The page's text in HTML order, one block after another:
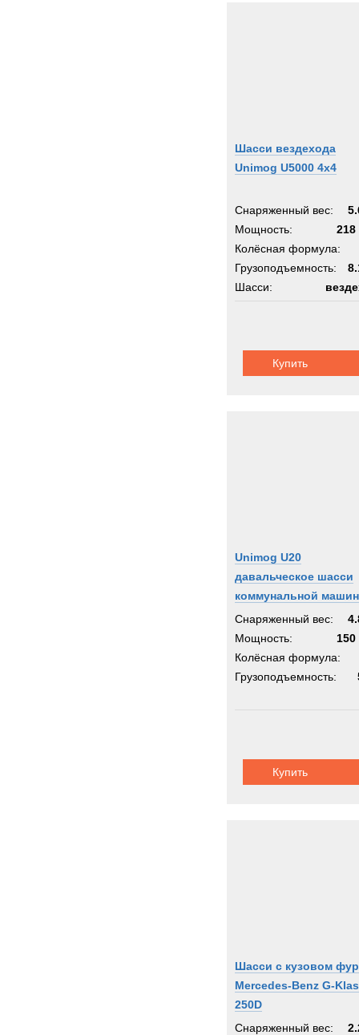
Шасси вездехода
Unimog U5000 4x4
Снаряженный вес:
Мощность:
218
Колёсная формула:
Грузоподъемность:
Шасси:
Купить
Unimog U20
давальческое шасси
коммунальной
Снаряженный вес:
Мощность:
150
Колёсная формула:
Грузоподъемность:
Купить
Шасси с кузовом
Mercedes-Benz G-
250D
Снаряженный вес: